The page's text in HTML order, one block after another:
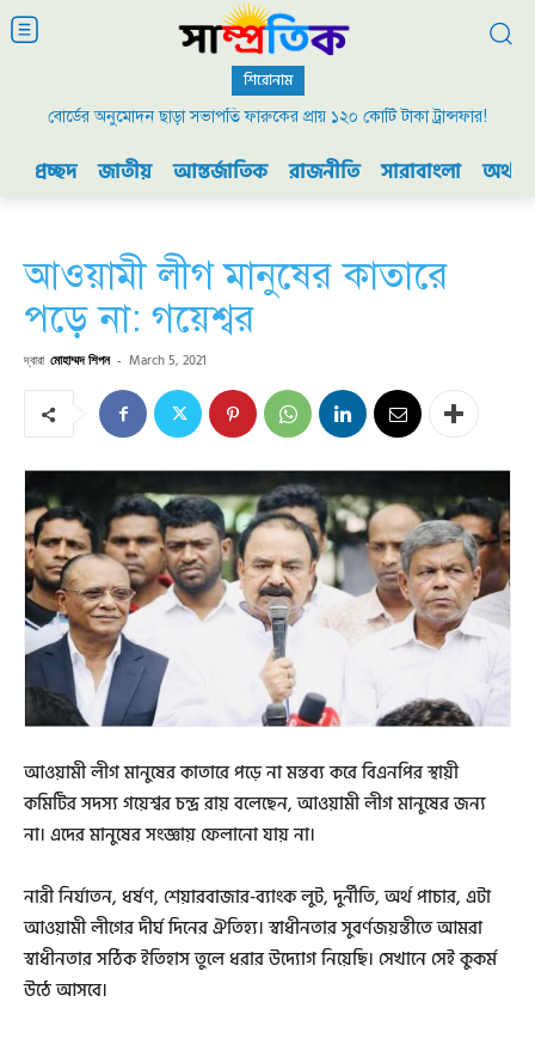
শিরোনাম
বোর্ডের অনুমোদন ছাড়া সভাপতি ফারুকের প্রায় ১২০ কোটি টাকা ট্রান্সফার!
প্রচ্ছদ জাতীয় আন্তর্জাতিক রাজনীতি সারাবাংলা
আওয়ামী লীগ মানুষের কাতারে
পড়ে না: গয়েশ্বর
দ্বারা মোহাম্মদ শিপন - March 5, 2021
আওয়ামী লীগ মানুষের কাতারে পড়ে না মন্তব্য করে বিএনপির স্থায়ী
কমিটির সদস্য গয়েশ্বর চন্দ্র রায় বলেছেন, আওয়ামী লীগ মানুষের জন্য
না। এদের মানুষের সংজ্ঞায় ফেলানো যায় না।
নারী নির্যাতন, ধর্ষণ, শেয়ারবাজার-ব্যাংক লুট, দুর্নীতি, অর্থ পাচার, এটা
আওয়ামী লীগের দীর্ঘ দিনের ঐতিহ্য। স্বাধীনতার সুবর্ণজয়ন্তীতে আমরা
স্বাধীনতার সঠিক ইতিহাস তুলে ধরার উদ্যোগ নিয়েছি। সেখানে সেই কুকর্ম
উঠে আসবে।